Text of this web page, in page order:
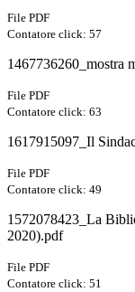
File PDF
Contatore click: 57
1467736260_mostra
File PDF
Contatore click: 63
1617915097_Il
File PDF
Contatore click: 49
1572078423_La
2020).pdf
File PDF
Contatore click: 51